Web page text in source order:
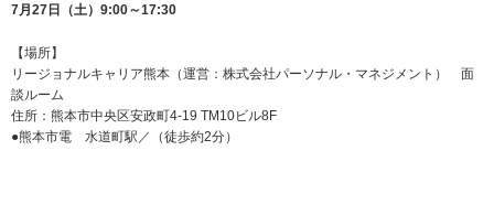
7月27日（土）9:00～17:30
【場所】
リージョナルキャリア熊本（運営：株式会社パーソナル・マネジメント） 面
談ルーム
住所：熊本市中央区安政町4-19 TM10ビル8F
●熊本市電 水道町駅／（徒歩約2分）